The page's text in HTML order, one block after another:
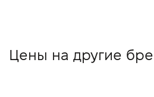
Цены на другие